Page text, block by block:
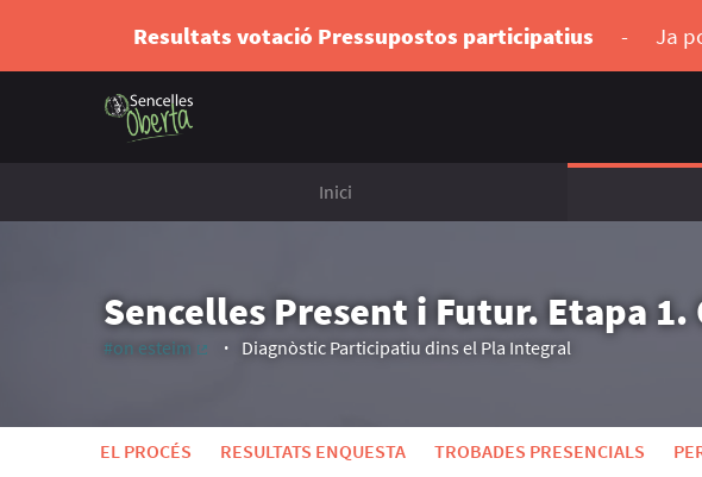
Resultats votació Pressupostos participatius - Ja
Inici
Sencelles Present i Futur. Etapa 1.
#on esteim
Diagnòstic Participatiu dins el Pla Integral
EL PROCÉS RESULTATS ENQUESTA TROBADES PRESENCIALS